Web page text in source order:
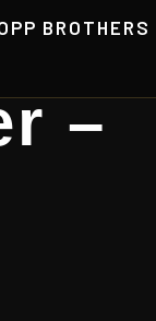
BROTHERS
–